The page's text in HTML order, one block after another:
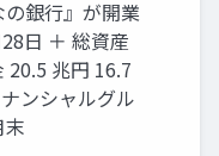
銀行』が開業
日 ＋ 総資産
20.5 兆円 16.7
ンシャルグル
末